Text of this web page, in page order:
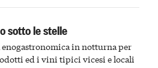
sotto le stelle
enogastronomica in notturna per
ed i vini tipici vicesi e locali